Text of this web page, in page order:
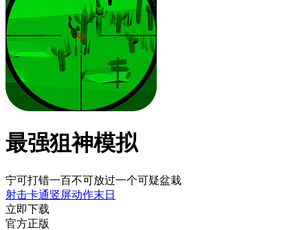
最强狙神模拟
宁可打错一百不可放过一个可疑盆栽
射击卡通竖屏动作末日
立即下载
官方正版